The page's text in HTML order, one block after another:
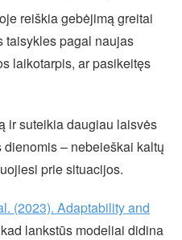
reiškia gebėjimą greitai
taisykles pagal naujas
laikotarpis, ar pasikeitęs
ir suteikia daugiau laisvės
– nebeieškai kaltų
prie situacijos.
(2023). Adaptability and
lankstūs modeliai didina